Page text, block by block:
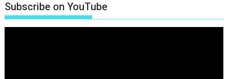
Subscribe on YouTube